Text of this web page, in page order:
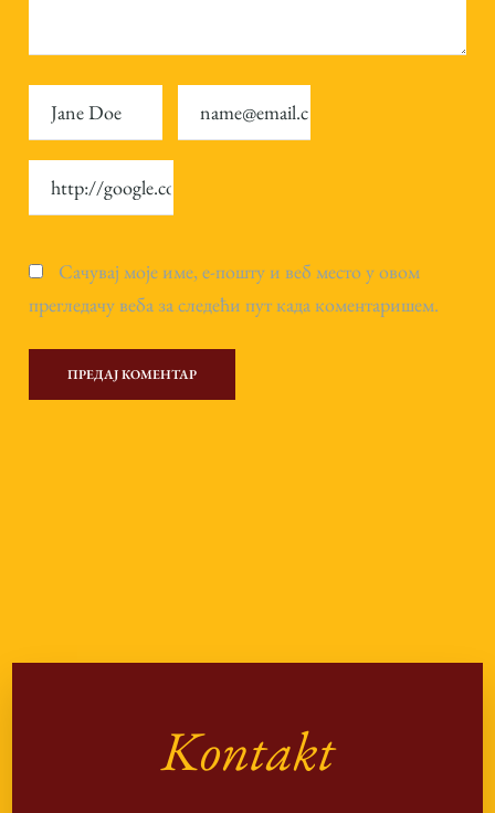
Сачувај моје име, е-пошту и веб место у овом
прегледачу веба за следећи пут када коментаришем.
Kontakt